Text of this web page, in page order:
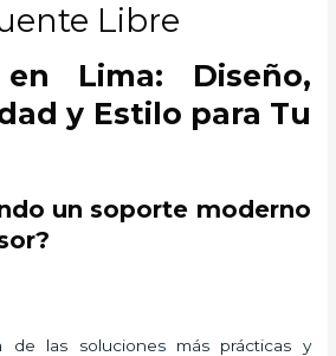
Libre
Lima: Diseño,
y Estilo para Tu
un soporte moderno
las soluciones más prácticas y